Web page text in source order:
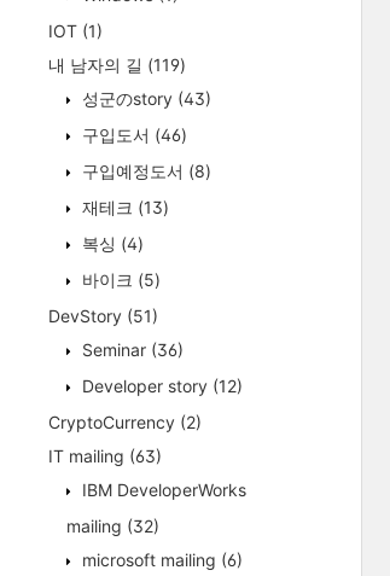
IOT (1)
내 남자의 길 (119)
성군のstory (43)
구입도서 (46)
구입예정도서 (8)
재테크 (13)
복싱 (4)
바이크 (5)
DevStory (51)
Seminar (36)
Developer story (12)
CryptoCurrency (2)
IT mailing (63)
IBM DeveloperWorks
mailing (32)
microsoft mailing (6)